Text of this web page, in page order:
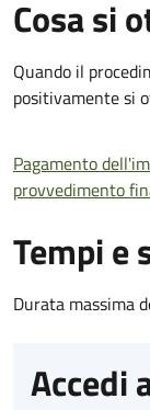
Cosa si
Quando il
positivamente si
Pagamento
provvedimento
Tempi e
Durata massima
Accedi